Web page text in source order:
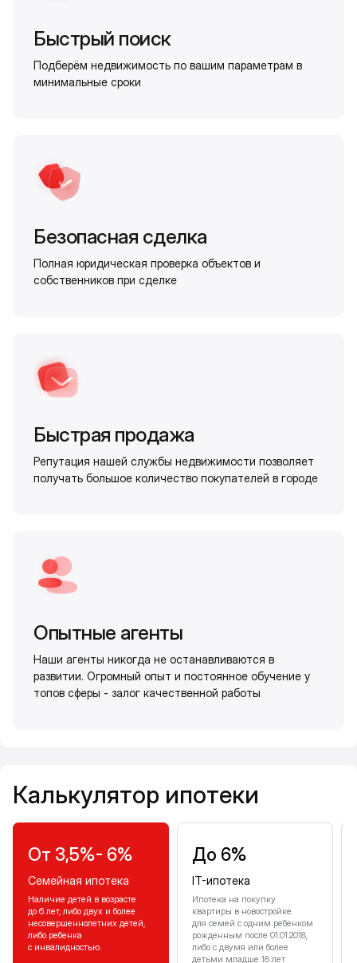
Быстрый поиск
Подберём недвижимость по вашим параметрам в
минимальные сроки
Безопасная сделка
Полная юридическая проверка объектов и
собственников при сделке
Быстрая продажа
Репутация нашей службы недвижимости позволяет
получать большое количество покупателей в городе
Опытные агенты
Наши агенты никогда не останавливаются в
развитии. Огромный опыт и постоянное обучение у
топов сферы - залог качественной работы
Калькулятор ипотеки
От 3,5%- 6%
Семейная ипотека
Наличие детей в возрасте
до 6 лет, либо двух и более
несовершеннолетних детей,
либо ребенка
с инвалидностью.
До 6%
IT-ипотека
Ипотека на покупку
квартиры в новостройке
для семей с одним ребенком
рожденным после 01.01.2018,
либо с двумя или более
детьми младше 18 лет